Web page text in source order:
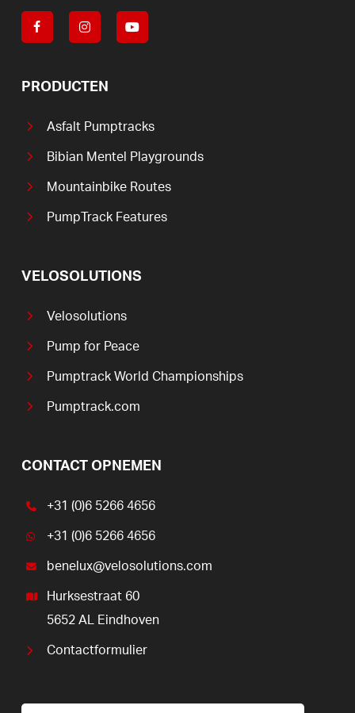
PRODUCTEN
Asfalt Pumptracks
Bibian Mentel Playgrounds
Mountainbike Routes
PumpTrack Features
VELOSOLUTIONS
Velosolutions
Pump for Peace
Pumptrack World Championships
Pumptrack.com
CONTACT OPNEMEN
+31 (0)6 5266 4656
+31 (0)6 5266 4656
benelux@velosolutions.com
Hurksestraat 60
5652 AL Eindhoven
Contactformulier